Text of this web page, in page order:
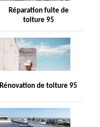
Réparation fuite de
toiture 95
Rénovation de toiture 95